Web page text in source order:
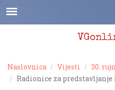
Naslovnica Vijesti
30.
Radionice za predstavljanje